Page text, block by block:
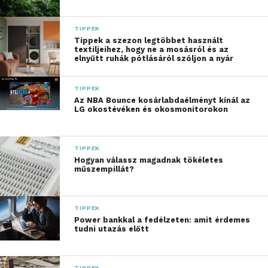
Modern eszközök az
újrainduláshoz
Az internetes társkeresők új lehetőségeket
nyújtanak, ha tudatosan használod őket. Virtuális
térben könnyen találkozhatsz olyan emberekkel,
akik hasonló élethelyzetben vannak. Az online világ
kialakítását. Vibrátor és más módszerek is
hozzájárulhatnak önmagad jobb megértéséhez az új
kapcsolatok előtt.
Az online társkeresés egyik legnagyobb előnye,
hogy csökkenti a személyes találkozások előtt
fellépő szorongást. Ha szeretnéd bővíteni a
speciálisan az elvált társkeresők keresnek partnert.
TIPPEK
Tippek a szezon legtöbbet használt
textiljeihez, hogy ne a mosásról és az
elnyűtt ruhák pótlásáról szóljon a nyár
TIPPEK
Az NBA Bounce kosárlabdaélményt kínál az
LG okostévéken és okosmonitorokon
TIPPEK
Hogyan válassz magadnak tökéletes
műszempillát?
TIPPEK
Power bankkal a fedélzeten: amit érdemes
tudni utazás előtt